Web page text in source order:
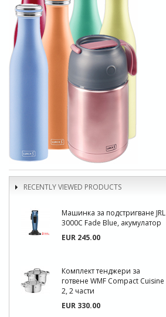
RECENTLY VIEWED PRODUCTS
Машинка за подстригване JRL
3000C Fade Blue, акумулатор
EUR 245.00
Комплект тенджери за
готвене WMF Compact Cuisine
2, 2 части
EUR 330.00